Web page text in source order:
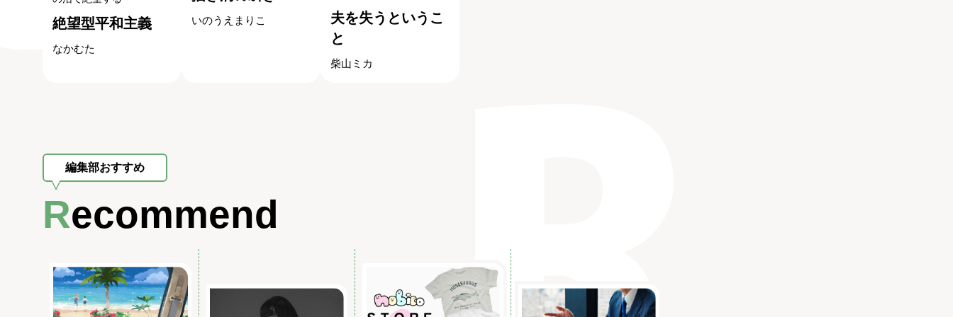
絶望型平和主義
なかむた
いのうえまりこ
夫を失うというこ
と
柴山ミカ
編集部おすすめ
Recommend